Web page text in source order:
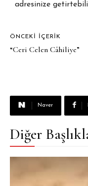
adresinize
ÖNCEKI İÇERIK
“Ceri Celen Câhiliye”
Naver
Diğer